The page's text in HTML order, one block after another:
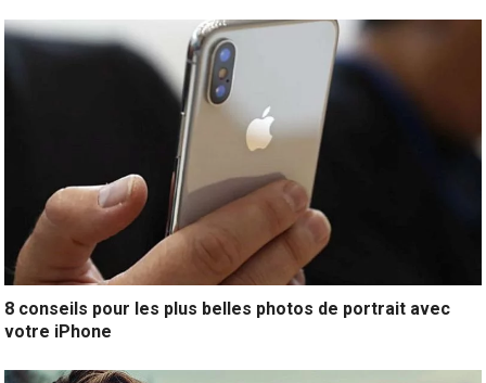
8 conseils pour les plus belles photos de portrait avec
votre iPhone